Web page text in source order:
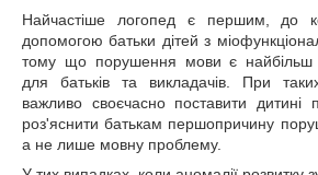
Найчастіше логопед є першим, до
допомогою батьки дітей з
тому що порушення мови є найбільш
для батьків та викладачів. При
важливо своєчасно поставити дитині
роз'яснити батькам першопричину
а не лише мовну проблему.